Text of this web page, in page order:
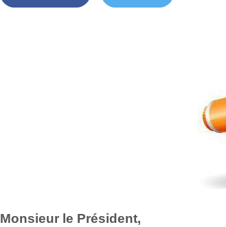
Monsieur le Président,